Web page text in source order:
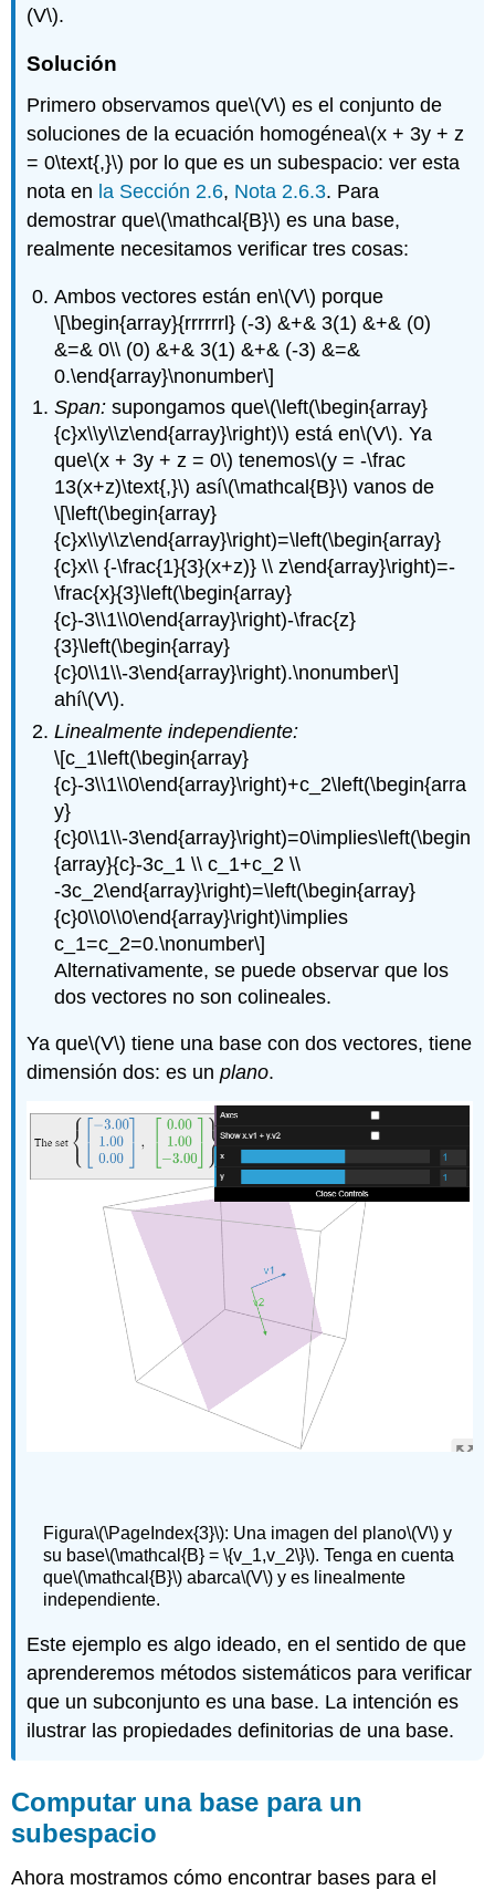
(V\).
Solución
Primero observamos que\(V\) es el conjunto de
soluciones de la ecuación homogénea\(x + 3y + z
= 0\text{,}\) por lo que es un subespacio: ver esta
nota en la Sección 2.6, Nota 2.6.3. Para
demostrar que\(\mathcal{B}\) es una base,
realmente necesitamos verificar tres cosas:
Ambos vectores están en\(V\) porque
\[\begin{array}{rrrrrrl} (-3) &+& 3(1) &+& (0)
&=& 0\\ (0) &+& 3(1) &+& (-3) &=&
0.\end{array}\nonumber\]
Span: supongamos que\(\left(\begin{array}
{c}x\\y\\z\end{array}\right)\) está en\(V\). Ya
que\(x + 3y + z = 0\) tenemos\(y = -\frac
13(x+z)\text{,}\) así\(\mathcal{B}\) vanos de
\[\left(\begin{array}
{c}x\\y\\z\end{array}\right)=\left(\begin{array}
{c}x\\ {-\frac{1}{3}(x+z)} \\ z\end{array}\right)=-
\frac{x}{3}\left(\begin{array}
{c}-3\\1\\0\end{array}\right)-\frac{z}
{3}\left(\begin{array}
{c}0\\1\\-3\end{array}\right).\nonumber\]
ahí\(V\).
Linealmente independiente:
\[c_1\left(\begin{array}
{c}-3\\1\\0\end{array}\right)+c_2\left(\begin{arra
y}
{c}0\\1\\-3\end{array}\right)=0\implies\left(\begin
{array}{c}-3c_1 \\ c_1+c_2 \\
-3c_2\end{array}\right)=\left(\begin{array}
{c}0\\0\\0\end{array}\right)\implies
c_1=c_2=0.\nonumber\]
Alternativamente, se puede observar que los
dos vectores no son colineales.
Ya que\(V\) tiene una base con dos vectores, tiene
dimensión dos: es unplano.
Figura\(\PageIndex{3}\): Una imagen del plano\(V\) y
su base\(\mathcal{B} = \{v_1,v_2\}\). Tenga en cuenta
que\(\mathcal{B}\) abarca\(V\) y es linealmente
independiente.
Este ejemplo es algo ideado, en el sentido de que
aprenderemos métodos sistemáticos para verificar
que un subconjunto es una base. La intención es
ilustrar las propiedades definitorias de una base.
Computar una base para un
subespacio
Ahora mostramos cómo encontrar bases para el